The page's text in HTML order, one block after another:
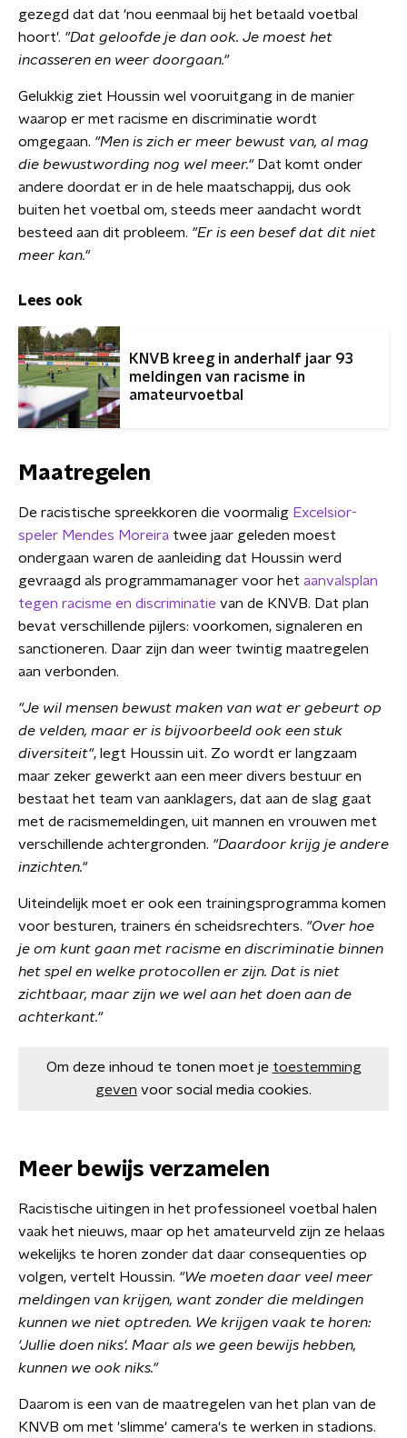
gezegd dat dat 'nou eenmaal bij het betaald voetbal
hoort'. "Dat geloofde je dan ook. Je moest het
incasseren en weer doorgaan."
Gelukkig ziet Houssin wel vooruitgang in de manier
waarop er met racisme en discriminatie wordt
omgegaan. "Men is zich er meer bewust van, al mag
die bewustwording nog wel meer." Dat komt onder
andere doordat er in de hele maatschappij, dus ook
buiten het voetbal om, steeds meer aandacht wordt
besteed aan dit probleem. "Er is een besef dat dit niet
meer kan."
Lees ook
KNVB kreeg in anderhalf jaar 93
meldingen van racisme in
amateurvoetbal
Maatregelen
De racistische spreekkoren die voormalig Excelsior-
speler Mendes Moreira twee jaar geleden moest
ondergaan waren de aanleiding dat Houssin werd
gevraagd als programmamanager voor het aanvalsplan
tegen racisme en discriminatie van de KNVB. Dat plan
bevat verschillende pijlers: voorkomen, signaleren en
sanctioneren. Daar zijn dan weer twintig maatregelen
aan verbonden.
"Je wil mensen bewust maken van wat er gebeurt op
de velden, maar er is bijvoorbeeld ook een stuk
diversiteit", legt Houssin uit. Zo wordt er langzaam
maar zeker gewerkt aan een meer divers bestuur en
bestaat het team van aanklagers, dat aan de slag gaat
met de racismemeldingen, uit mannen en vrouwen met
verschillende achtergronden. "Daardoor krijg je andere
inzichten."
Uiteindelijk moet er ook een trainingsprogramma komen
voor besturen, trainers én scheidsrechters. "Over hoe
je om kunt gaan met racisme en discriminatie binnen
het spel en welke protocollen er zijn. Dat is niet
zichtbaar, maar zijn we wel aan het doen aan de
achterkant."
Om deze inhoud te tonen moet je toestemming
geven voor social media cookies.
Meer bewijs verzamelen
Racistische uitingen in het professioneel voetbal halen
vaak het nieuws, maar op het amateurveld zijn ze helaas
wekelijks te horen zonder dat daar consequenties op
volgen, vertelt Houssin. "We moeten daar veel meer
meldingen van krijgen, want zonder die meldingen
kunnen we niet optreden. We krijgen vaak te horen:
'Jullie doen niks'. Maar als we geen bewijs hebben,
kunnen we ook niks."
Daarom is een van de maatregelen van het plan van de
KNVB om met 'slimme' camera's te werken in stadions.